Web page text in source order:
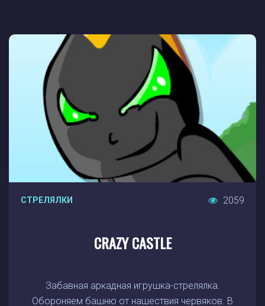
СТРЕЛЯЛКИ 2059
CRAZY CASTLE
Забавная аркадная игрушка-стрелялка.
Обороняем башню от нашествия червяков. В